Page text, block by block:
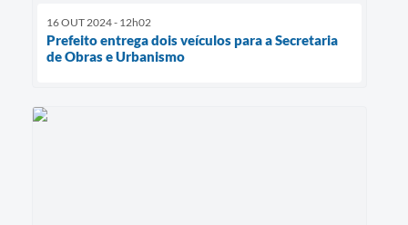
16 OUT 2024 - 12h02
Prefeito entrega dois veículos para a Secretaria
de Obras e Urbanismo